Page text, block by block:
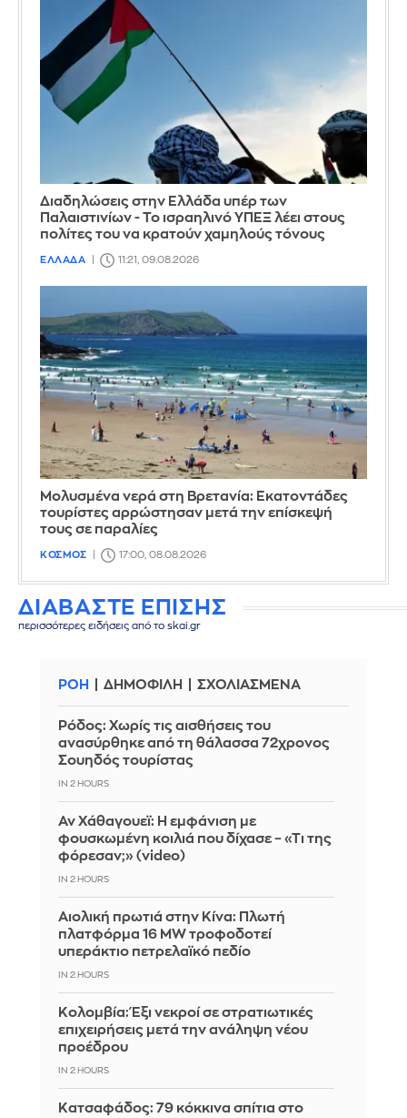
Διαδηλώσεις στην Ελλάδα υπέρ των
Παλαιστινίων - Το ισραηλινό ΥΠΕΞ λέει στους
πολίτες του να κρατούν χαμηλούς τόνους
ΕΛΛΑΔΑ 11:21, 09.08.2026
Μολυσμένα νερά στη Βρετανία: Εκατοντάδες
τουρίστες αρρώστησαν μετά την επίσκεψή
τους σε παραλίες
ΚΟΣΜΟΣ 17:00, 08.08.2026
ΔΙΑΒΑΣΤΕ ΕΠΙΣΗΣ
περισσότερες ειδήσεις από το skai.gr
ΡΟΗ ΔΗΜΟΦΙΛΗ ΣΧΟΛΙΑΣΜΕΝΑ
Ρόδος: Χωρίς τις αισθήσεις του
ανασύρθηκε από τη θάλασσα 72χρονος
Σουηδός τουρίστας
IN 2 HOURS
Αν Χάθαγουεϊ: Η εμφάνιση με
φουσκωμένη κοιλιά που δίχασε – «Τι της
φόρεσαν;» (video)
IN 2 HOURS
Αιολική πρωτιά στην Κίνα: Πλωτή
πλατφόρμα 16 MW τροφοδοτεί
υπεράκτιο πετρελαϊκό πεδίο
IN 2 HOURS
Κολομβία: Έξι νεκροί σε στρατιωτικές
επιχειρήσεις μετά την ανάληψη νέου
προέδρου
IN 2 HOURS
Kατσαφάδος: 79 κόκκινα σπίτια στο